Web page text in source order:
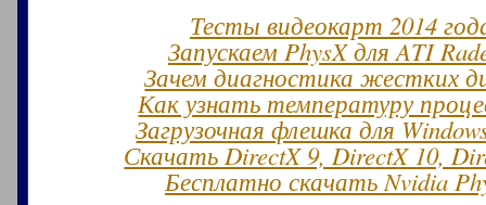
Тесты видеокарт 2014
Запускаем PhysX для ATI
Зачем диагностика жестких
Как узнать температуру
Загрузочная флешка для
Скачать DirectX 9, DirectX 10,
Бесплатно скачать Nvidia